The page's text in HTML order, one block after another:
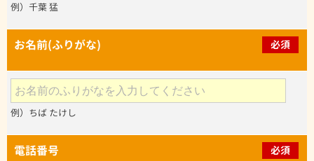
例）千葉 猛
お名前(ふりがな) 必須
例）ちば たけし
電話番号 必須